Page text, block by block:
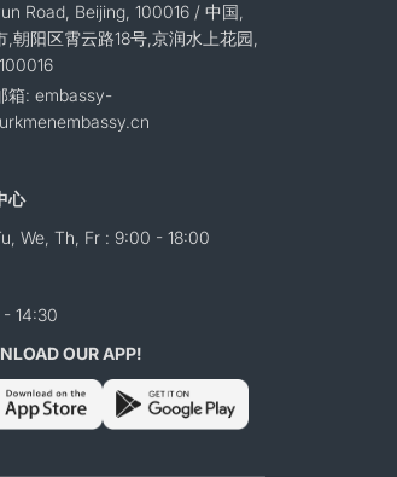
Road, Beijing, 100016 / 中国,
,朝阳区霄云路18号,京润水上花园,
箱: embassy-
心
We, Th, Fr : 9:00 - 18:00
- 14:30
OUR APP!